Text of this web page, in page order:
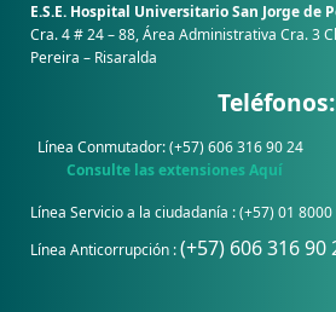
E.S.E. Hospital Universitario San Jorge de
Cra. 4 # 24 – 88, Área Administrativa Cra. 3
Pereira – Risaralda
Teléfonos:
Línea Conmutador: (+57) 606 316 90 24
Consulte las extensiones Aquí
Línea Servicio a la ciudadanía : (+57) 01
Línea Anticorrupción :(+57) 606 316 90